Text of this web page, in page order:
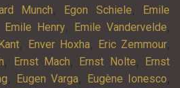
Munch, Egon Schiele, Emile
Emile Henry, Emile Vandervelde,
, Enver Hoxha, Eric Zemmour,
, Ernst Mach, Ernst Nolte, Ernst
, Eugen Varga, Eugène Ionesco,